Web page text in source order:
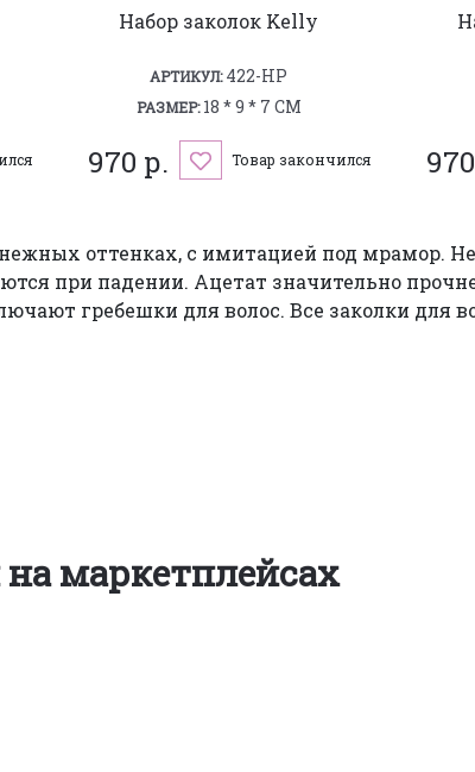
Набор заколок Kelly
АРТИКУЛ:422-HP
РАЗМЕР:18 * 9 * 7 СМ
970 р. Товар закончился
нежных оттенках, с имитацией под мрамор.
при падении. Ацетат значительно
гребешки для волос. Все заколки для
маркетплейсах